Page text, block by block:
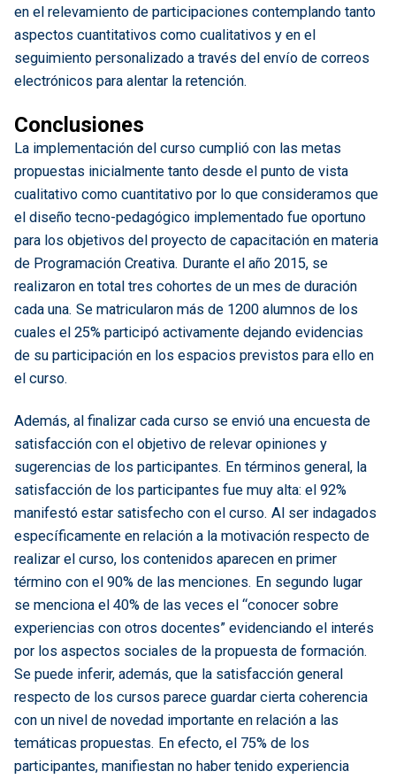
en el relevamiento de participaciones contemplando tanto
aspectos cuantitativos como cualitativos y en el
seguimiento personalizado a través del envío de correos
electrónicos para alentar la retención.
Conclusiones
La implementación del curso cumplió con las metas
propuestas inicialmente tanto desde el punto de vista
cualitativo como cuantitativo por lo que consideramos que
el diseño tecno-pedagógico implementado fue oportuno
para los objetivos del proyecto de capacitación en materia
de Programación Creativa. Durante el año 2015, se
realizaron en total tres cohortes de un mes de duración
cada una. Se matricularon más de 1200 alumnos de los
cuales el 25% participó activamente dejando evidencias
de su participación en los espacios previstos para ello en
el curso.
Además, al finalizar cada curso se envió una encuesta de
satisfacción con el objetivo de relevar opiniones y
sugerencias de los participantes. En términos general, la
satisfacción de los participantes fue muy alta: el 92%
manifestó estar satisfecho con el curso. Al ser indagados
específicamente en relación a la motivación respecto de
realizar el curso, los contenidos aparecen en primer
término con el 90% de las menciones. En segundo lugar
se menciona el 40% de las veces el “conocer sobre
experiencias con otros docentes” evidenciando el interés
por los aspectos sociales de la propuesta de formación.
Se puede inferir, además, que la satisfacción general
respecto de los cursos parece guardar cierta coherencia
con un nivel de novedad importante en relación a las
temáticas propuestas. En efecto, el 75% de los
participantes, manifiestan no haber tenido experiencia